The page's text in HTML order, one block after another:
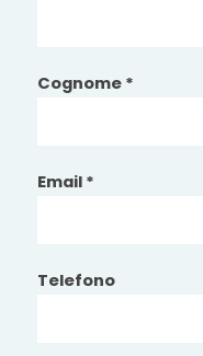
Cognome *
Email *
Telefono